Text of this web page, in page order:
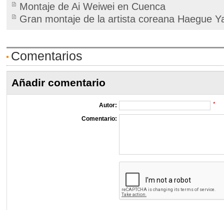
Montaje de Ai Weiwei en Cuenca
Gran montaje de la artista coreana Haegue
Comentarios
Añadir comentario
Autor: *
Comentario: